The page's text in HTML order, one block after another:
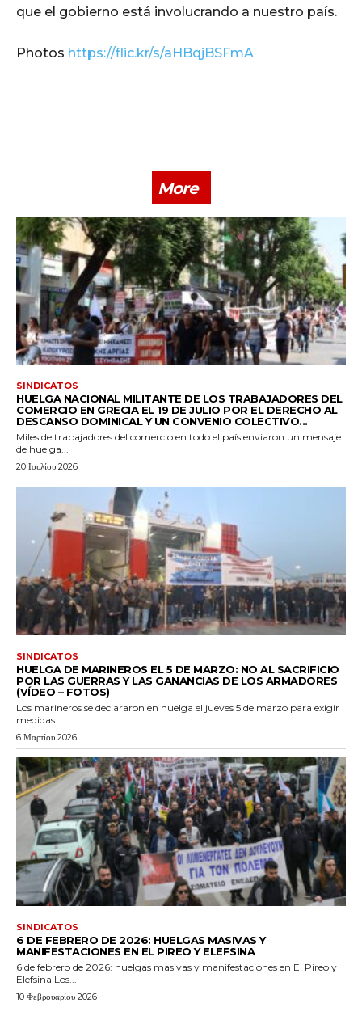
que el gobierno está involucrando a nuestro país.
Photos https://flic.kr/s/aHBqjBSFmA
More
SINDICATOS
HUELGA NACIONAL MILITANTE DE LOS TRABAJADORES DEL
COMERCIO EN GRECIA EL 19 DE JULIO POR EL DERECHO AL
DESCANSO DOMINICAL Y UN CONVENIO COLECTIVO...
Miles de trabajadores del comercio en todo el país enviaron un mensaje
de huelga...
20 Ιουλίου 2026
SINDICATOS
HUELGA DE MARINEROS EL 5 DE MARZO: NO AL SACRIFICIO
POR LAS GUERRAS Y LAS GANANCIAS DE LOS ARMADORES
(VÍDEO – FOTOS)
Los marineros se declararon en huelga el jueves 5 de marzo para exigir
medidas...
6 Μαρτίου 2026
SINDICATOS
6 DE FEBRERO DE 2026: HUELGAS MASIVAS Y
MANIFESTACIONES EN EL PIREO Y ELEFSINA
6 de febrero de 2026: huelgas masivas y manifestaciones en El Pireo y
Elefsina Los...
10 Φεβρουαρίου 2026